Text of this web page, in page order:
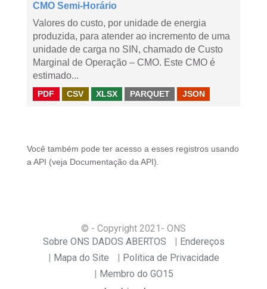
CMO Semi-Horário
Valores do custo, por unidade de energia
produzida, para atender ao incremento de uma
unidade de carga no SIN, chamado de Custo
Marginal de Operação – CMO. Este CMO é
estimado...
PDF CSV XLSX PARQUET JSON
Você também pode ter acesso a esses registros usando
a API (veja Documentação da API ).
© - Copyright 2021 - ONS
Sobre ONS DADOS ABERTOS
Endereços
Mapa do Site
Politica de Privacidade
Membro do GO15